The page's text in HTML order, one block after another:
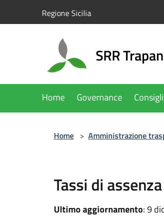
Regione Sicilia
SRR
Home Governance
Home > Amministrazione
Tassi di assenza
Ultimo aggiornamento: 9